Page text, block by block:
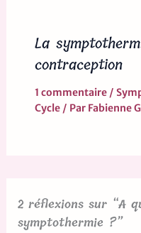
La
contraception
1 commentaire /
Cycle/ Par Fabienne
2 réflexions sur “A
symptothermie ?”